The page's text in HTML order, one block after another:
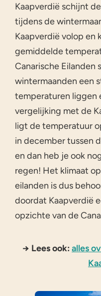
Kaapverdië schijnt
tijdens de
Kaapverdië volop en
gemiddelde
Canarische
wintermaanden een
temperaturen liggen
vergelijking met de
ligt de temperatuur
in december tussen
en dan heb je ook
regen! Het klimaat
eilanden is dus
doordat Kaapverdië
opzichte van de
→ Lees ook: alles